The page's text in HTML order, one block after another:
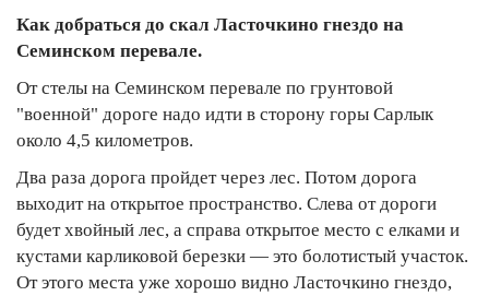
Как добраться до скал Ласточкино гнездо на
Семинском перевале.
От стелы на Семинском перевале по грунтовой
"военной" дороге надо идти в сторону горы Сарлык
около 4,5 километров.
Два раза дорога пройдет через лес. Потом дорога
выходит на открытое пространство. Слева от дороги
будет хвойный лес, а справа открытое место с елками и
кустами карликовой березки — это болотистый участок.
От этого места уже хорошо видно Ласточкино гнездо,